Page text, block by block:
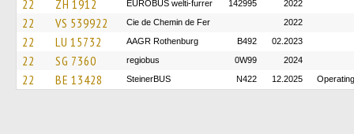
22 ZH 1912 EUROBUS welti-furrer 142995 2022
22 VS 539922 Cie de Chemin de Fer 2022
22 LU 15732 AAGR Rothenburg B492 02.2023
22 SG 7360 regiobus 0W99 2024
22 BE 13428 SteinerBUS N422 12.2025